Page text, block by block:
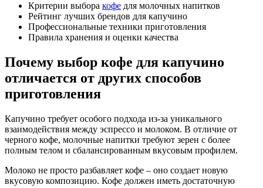
Критерии выбора кофе для молочных напитков
Рейтинг лучших брендов для капучино
Профессиональные техники приготовления
Правила хранения и оценки качества
Почему выбор кофе для капучино
отличается от других способов
приготовления
Капучино требует особого подхода из-за уникального
взаимодействия между эспрессо и молоком. В отличие от
черного кофе, молочные напитки требуют зерен с более
полным телом и сбалансированным вкусовым профилем.
Молоко не просто разбавляет кофе – оно создает новую
вкусовую композицию. Кофе должен иметь достаточную